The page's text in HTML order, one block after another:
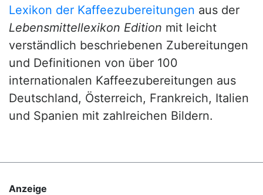
Lexikon der Kaffeezubereitungen aus der
Lebensmittellexikon Edition mit leicht
verständlich beschriebenen Zubereitungen
und Definitionen von über 100
internationalen Kaffeezubereitungen aus
Deutschland, Österreich, Frankreich, Italien
und Spanien mit zahlreichen Bildern.
Anzeige